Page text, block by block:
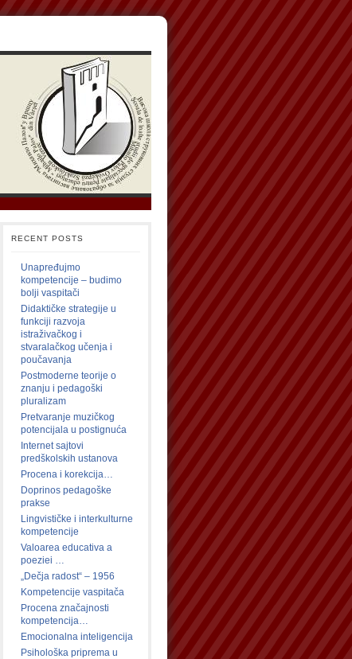
RECENT POSTS
Unapređujmo
kompetencije – budimo
bolji vaspitači
Didaktičke strategije u
funkciji razvoja
istraživačkog i
stvaralačkog učenja i
poučavanja
Postmoderne teorije o
znanju i pedagoški
pluralizam
Pretvaranje muzičkog
potencijala u postignuća
Internet sajtovi
predškolskih ustanova
Procena i korekcija…
Doprinos pedagoške
prakse
Lingvističke i interkulturne
kompetencije
Valoarea educativa a
poeziei …
„Dečja radost“ – 1956
Kompetencije vaspitača
Procena značajnosti
kompetencija…
Emocionalna inteligencija
Psihološka priprema u